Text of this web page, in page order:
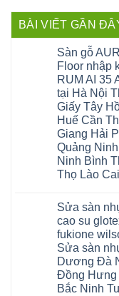
BÀI VIẾT GẦN
Sàn gỗ
Floor nhập
RUM AI 35
tại Hà Nội
Giấy Tây
Huế Cần
Giang Hải
Quảng
Ninh Bình
Thọ Lào
bình
luận
ở
Sàn
gỗ
AURUM
Floor
Báo
giá
Sàn
Sửa sàn
cao su
fukione
Sửa sàn
Dương Đà
Đồng Hưng
Bắc Ninh